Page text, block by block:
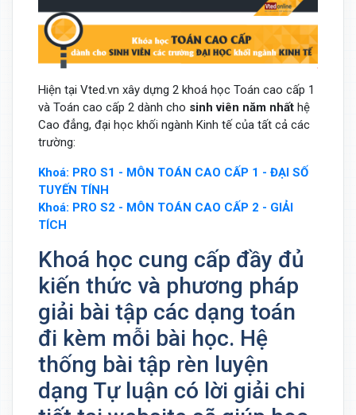
Hiện tại Vted.vn xây dựng 2 khoá học Toán cao cấp 1
và Toán cao cấp 2 dành cho sinh viên năm nhất hệ
Cao đẳng, đại học khối ngành Kinh tế của tất cả các
trường:
Khoá: PRO S1 - MÔN TOÁN CAO CẤP 1 - ĐẠI SỐ
TUYẾN TÍNH
Khoá: PRO S2 - MÔN TOÁN CAO CẤP 2 - GIẢI
TÍCH
Khoá học cung cấp đầy đủ
kiến thức và phương pháp
giải bài tập các dạng toán
đi kèm mỗi bài học. Hệ
thống bài tập rèn luyện
dạng Tự luận có lời giải chi